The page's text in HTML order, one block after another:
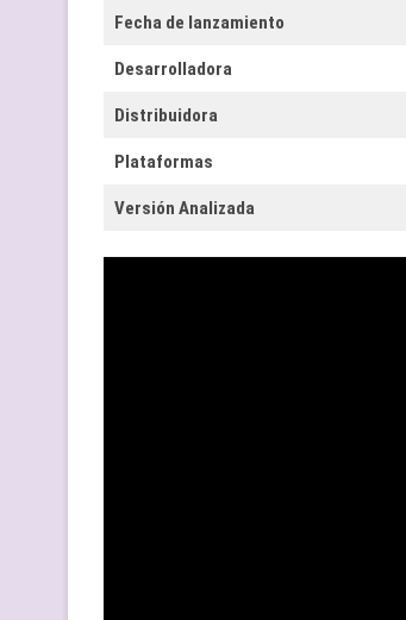
Fecha de lanzamiento
Desarrolladora
Distribuidora
Plataformas
Versión Analizada